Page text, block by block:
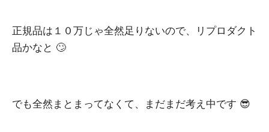
正規品は１０万じゃ全然足りないので、リプロダクト
品かなと 🙄
でも全然まとまってなくて、まだまだ考え中です 😎